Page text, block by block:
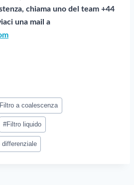
chiama uno del team +44
una mail a
Filtro a coalescenza
#Filtro liquido